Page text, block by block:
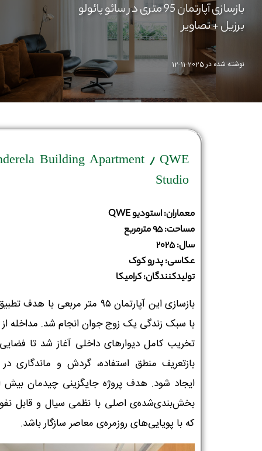
بازسازی آپارتمان 95 متری در سائو پائولو
برزیل + تصاویر
نوشته شده در2025-11-12
Building Apartment / QWE
Studio
معماران: استودیو QWE
مساحت: ۹۵ مترمربع
سال: ۲۰۲۵
عکاسی: پدرو کوک
تولیدکنندگان: کرامیکا
بازسازی این آپارتمان ۹۵ متر مربعی با
با سبک زندگی یک زوج جوان انجام شد. مداخله
تخریب کامل دیوارهای داخلی آغاز شد تا
بازتعریف منطق استفاده، گردش و ماندگاری
ایجاد شود. هدف پروژه جایگزینی چیدمان بیش
بخش‌بندی‌شده‌ی اصلی با نظمی سیال و قابل
که با پویایی‌های روزمره‌ی معاصر سازگار باشد.